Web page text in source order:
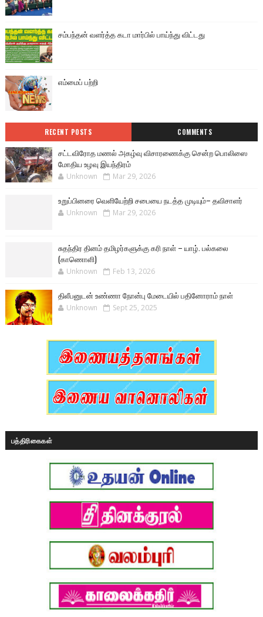
சம்பந்தன் வளர்த்த கடா மார்பில் பாய்ந்து விட்டது
எம்மைப் பற்றி
RECENT POSTS COMMENTS
சட்டவிரோத மணல் அகழ்வு விசாரணைக்கு சென்ற பொலிஸை
மோதிய உழவு இயந்திரம்
Unknown Mar 29, 2026
உறுப்பினரை வெளியேற்றி சபையை நடத்த முடியும்– தவிசாளர்
Unknown Mar 29, 2026
சுதந்திர தினம் தமிழர்களுக்கு கரி நாள் – யாழ். பல்கலை
(காணொளி)
Unknown Feb 13, 2026
திலீபனுடன் உண்ணா நோன்பு மேடையில் பதினோராம் நாள்
Unknown Sept 25, 2025
பத்திரிகைகள்